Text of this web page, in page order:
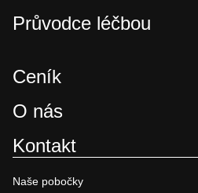
Průvodce léčbou
Ceník
O nás
Kontakt
Naše pobočky